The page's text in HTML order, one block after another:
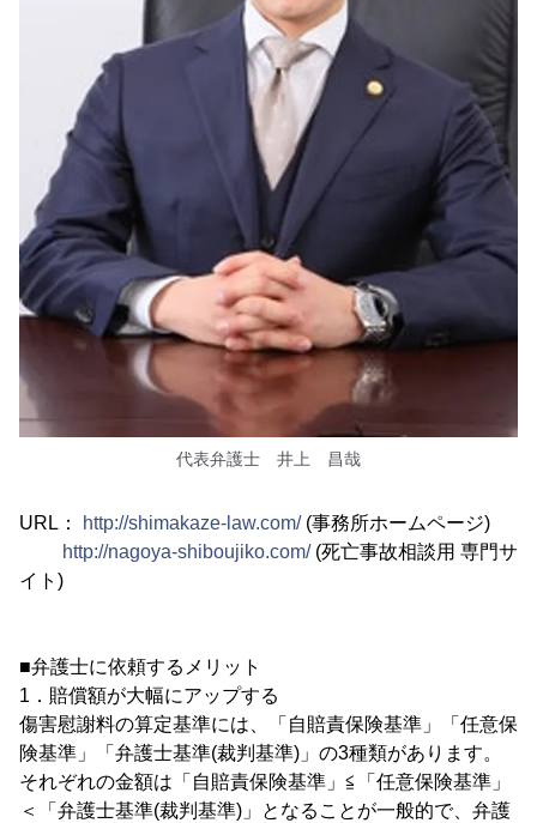
代表弁護士 井上 昌哉
URL： http://shimakaze-law.com/(事務所ホームページ)
http://nagoya-shiboujiko.com/(死亡事故相談用 専門サ
イト)
■弁護士に依頼するメリット
1．賠償額が大幅にアップする
傷害慰謝料の算定基準には、「自賠責保険基準」「任意保
険基準」「弁護士基準(裁判基準)」の3種類があります。
それぞれの金額は「自賠責保険基準」≦「任意保険基準」
＜「弁護士基準(裁判基準)」となることが一般的で、弁護